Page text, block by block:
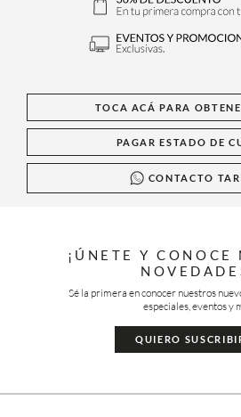
TOCA ACÁ PARA
PAGAR ESTADO DE
CONTACTO
¡ÚNETE Y CONOCE
Sé la primera en conocer nuestros
especiales, eventos y
QUIERO